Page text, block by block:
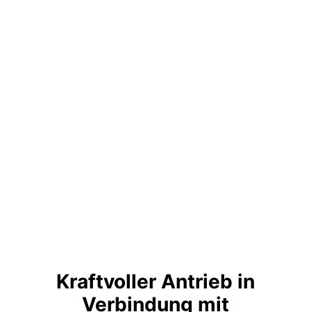
Kraftvoller Antrieb in
Verbindung mit